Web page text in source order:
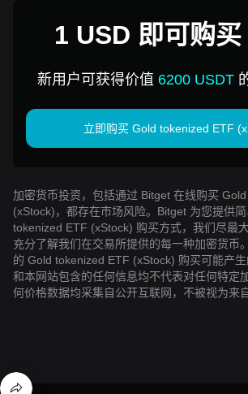
1 USD 即可购
tokenized ETF
新用户可获得价值 6200 USDT
立即购买 Gold tokenized ETF
加密货币投资，包括通过 Bitget 在线购买
(xStock)，都存在市场风险。Bitget 为您提供
tokenized ETF (xStock) 购买方式，我们尽最
充分了解我们在交易所提供的每一种加密货币
的 Gold tokenized ETF (xStock) 购买可能产
和本网站包含的任何信息均不代表对任何特定
何价格数据均采集自公开互联网，不被视为来